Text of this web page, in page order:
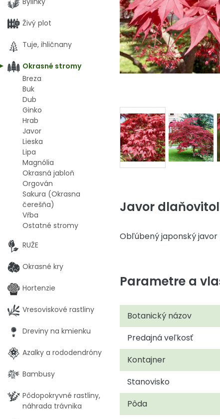
Javor
Obľúbený japonský
Parametre a
Botanický názov
Predajná veľkosť
Kontajner
Stanovisko
Pôda
Živý plot
Tuje, ihličnany
Okrasné stromy
Breza
Buk
Dub
Ginko
Hrab
Javor
Lieska
Lipa
Magnólia
Okrasná jabloň
Orgován
Sakura (Okrasna
čerešňa)
Vŕba
Ostatné stromy
RUŽE
Okrasné kry
Hortenzie
Vresoviskové rastliny
Dreviny na kmienku
Azalky a rododendróny
Bambusy
Pôdopokryvné rastliny,
náhrada trávnika